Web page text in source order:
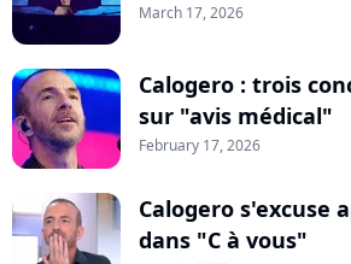
March 17, 2026
Calogero : trois
sur "avis médical"
February 17, 2026
Calogero s'excuse
dans "C à vous"